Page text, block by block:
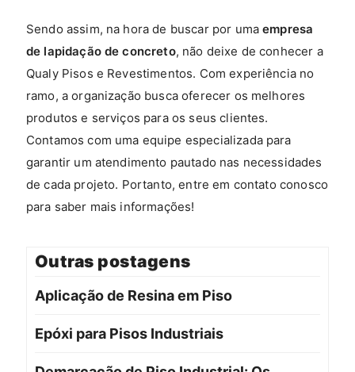
Sendo assim, na hora de buscar por uma empresa
de lapidação de concreto, não deixe de conhecer a
Qualy Pisos e Revestimentos. Com experiência no
ramo, a organização busca oferecer os melhores
produtos e serviços para os seus clientes.
Contamos com uma equipe especializada para
garantir um atendimento pautado nas necessidades
de cada projeto. Portanto, entre em contato conosco
para saber mais informações!
Outras postagens
Aplicação de Resina em Piso
Epóxi para Pisos Industriais